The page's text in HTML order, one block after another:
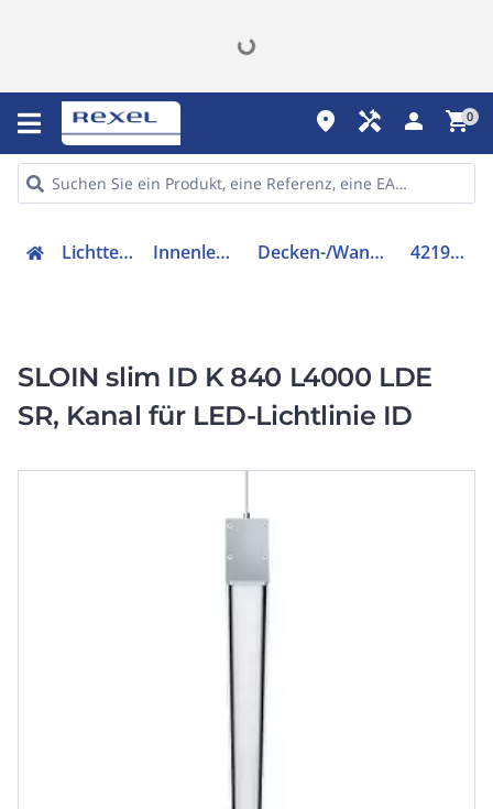
place handyman person shopping_cart0
Lichttechnik Innenleuchten Decken-/Wandleuchte 42190120
SLOIN slim ID K 840 L4000 LDE
SR, Kanal für LED-Lichtlinie ID